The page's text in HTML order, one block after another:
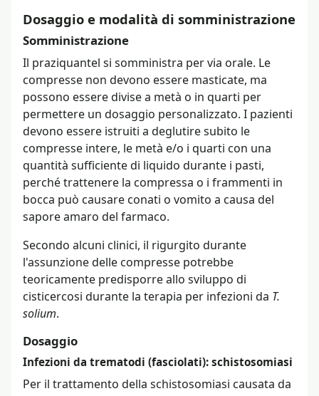
Dosaggio e modalità di somministrazione
Somministrazione
Il praziquantel si somministra per via orale. Le
compresse non devono essere masticate, ma
possono essere divise a metà o in quarti per
permettere un dosaggio personalizzato. I pazienti
devono essere istruiti a deglutire subito le
compresse intere, le metà e/o i quarti con una
quantità sufficiente di liquido durante i pasti,
perché trattenere la compressa o i frammenti in
bocca può causare conati o vomito a causa del
sapore amaro del farmaco.
Secondo alcuni clinici, il rigurgito durante
l'assunzione delle compresse potrebbe
teoricamente predisporre allo sviluppo di
cisticercosi durante la terapia per infezioni da T.
solium.
Dosaggio
Infezioni da trematodi (fasciolati): schistosomiasi
Per il trattamento della schistosomiasi causata da